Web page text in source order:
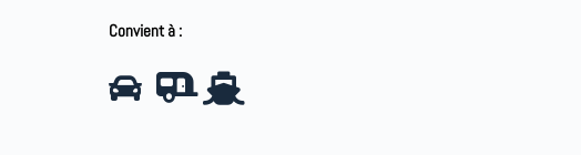
Convient à :